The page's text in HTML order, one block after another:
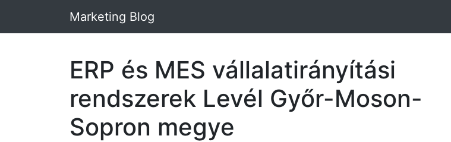
Marketing Blog
ERP és MES vállalatirányítási
rendszerek Levél Győr-Moson-
Sopron megye